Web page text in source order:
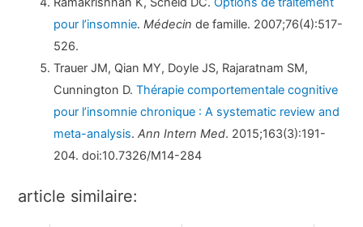
pour l’insomnie.Médecin de famille. 2007;76(4):517-
526.
Trauer JM, Qian MY, Doyle JS, Rajaratnam SM,
Cunnington D.Thérapie comportementale cognitive
pour l’insomnie chronique : A systematic review and
meta-analysis.Ann Intern Med. 2015;163(3):191-
204. doi:10.7326/M14-284
article similaire: